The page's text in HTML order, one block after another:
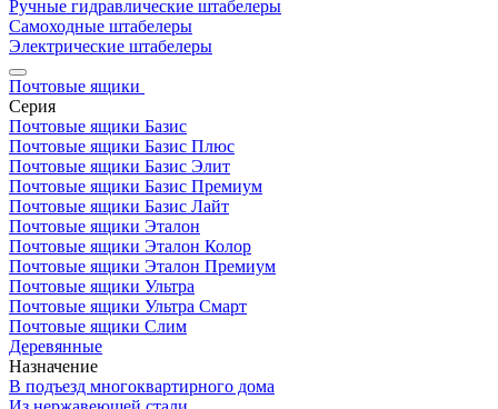
Ручные гидравлические штабелеры
Самоходные штабелеры
Электрические штабелеры
Почтовые ящики
Серия
Почтовые ящики Базис
Почтовые ящики Базис Плюс
Почтовые ящики Базис Элит
Почтовые ящики Базис Премиум
Почтовые ящики Базис Лайт
Почтовые ящики Эталон
Почтовые ящики Эталон Колор
Почтовые ящики Эталон Премиум
Почтовые ящики Ультра
Почтовые ящики Ультра Смарт
Почтовые ящики Слим
Деревянные
Назначение
В подъезд многоквартирного дома